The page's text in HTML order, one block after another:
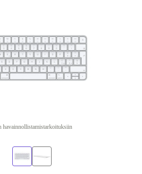
havainnollistamistarkoituksiin